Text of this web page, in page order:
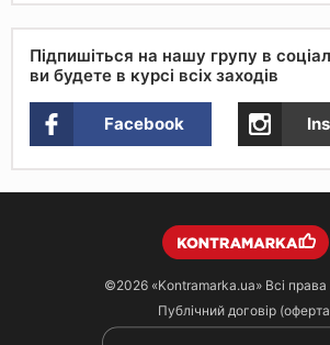
Підпишіться на нашу групу в
ви будете в курсі всіх заходів
Facebook
©2026 «Kontramarka.ua»Всі права
Публічний договір